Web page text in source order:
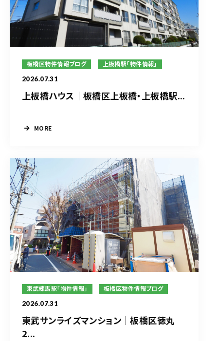
板橋区物件情報ブログ 上板橋駅「物件情報」
2026.07.31
上板橋ハウス｜板橋区上板橋・上板橋駅...
MORE
東武練馬駅「物件情報」 板橋区物件情報ブログ
2026.07.31
東武サンライズマンション｜板橋区徳丸
2...